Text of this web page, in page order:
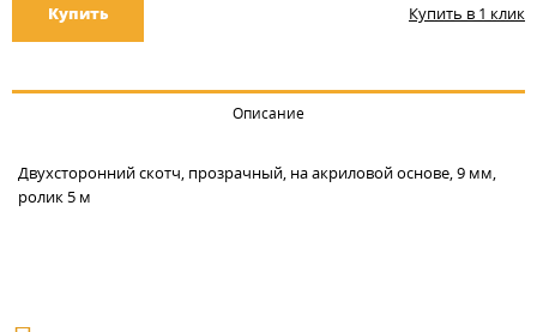
Купить Купить в 1 клик
Описание
Двухсторонний скотч, прозрачный, на акриловой основе, 9 мм,
ролик 5 м